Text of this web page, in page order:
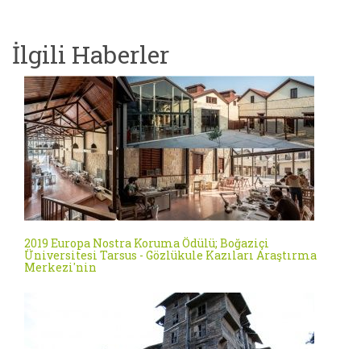
İlgili Haberler
2019 Europa Nostra Koruma Ödülü; Boğaziçi
Üniversitesi Tarsus - Gözlükule Kazıları Araştırma
Merkezi'nin